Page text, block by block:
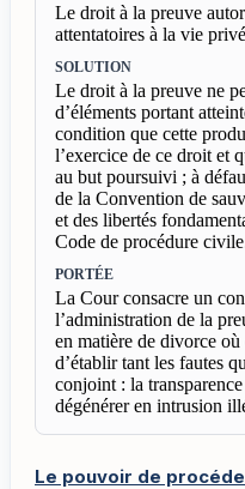
Le droit à la preuve
attentatoires à la vie
SOLUTION
Le droit à la preuve ne
d’éléments portant
condition que cette
l’exercice de ce droit et
au but poursuivi ; à
de la Convention de
et des libertés
Code de procédure
PORTÉE
La Cour consacre un
l’administration de la
en matière de divorce
d’établir tant les fautes
conjoint : la
dégénérer en intrusion
Le pouvoir de